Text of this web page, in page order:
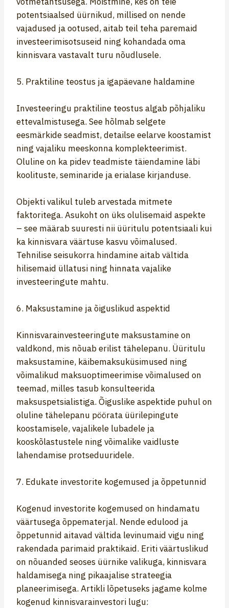
potentsiaalsed üürnikud, millised on nende
vajadused ja ootused, aitab teil teha paremaid
investeerimisotsuseid ning kohandada oma
kinnisvara vastavalt turu nõudlusele.
5. Praktiline teostus ja igapäevane haldamine
Investeeringu praktiline teostus algab põhjaliku
ettevalmistusega. See hõlmab selgete
eesmärkide seadmist, detailse eelarve koostamist
ning vajaliku meeskonna komplekteerimist.
Oluline on ka pidev teadmiste täiendamine läbi
koolituste, seminaride ja erialase kirjanduse.
Objekti valikul tuleb arvestada mitmete
faktoritega. Asukoht on üks olulisemaid aspekte
– see määrab suuresti nii üüritulu potentsiaali kui
ka kinnisvara väärtuse kasvu võimalused.
Tehnilise seisukorra hindamine aitab vältida
hilisemaid üllatusi ning hinnata vajalike
investeeringute mahtu.
6. Maksustamine ja õiguslikud aspektid
Kinnisvarainvesteeringute maksustamine on
valdkond, mis nõuab erilist tähelepanu. Üüritulu
maksustamine, käibemaksuküsimused ning
võimalikud maksuoptimeerimise võimalused on
teemad, milles tasub konsulteerida
maksuspetsialistiga. Õiguslike aspektide puhul on
oluline tähelepanu pöörata üürilepingute
koostamisele, vajalikele lubadele ja
kooskõlastustele ning võimalike vaidluste
lahendamise protseduuridele.
7. Edukate investorite kogemused ja õppetunnid
Kogenud investorite kogemused on hindamatu
väärtusega õppematerjal. Nende edulood ja
õppetunnid aitavad vältida levinumaid vigu ning
rakendada parimaid praktikaid. Eriti väärtuslikud
on nõuanded seoses üürnike valikuga, kinnisvara
haldamisega ning pikaajalise strateegia
planeerimisega. Artikli lõpetuseks jagame kolme
kogenud kinnisvarainvestori lugu: